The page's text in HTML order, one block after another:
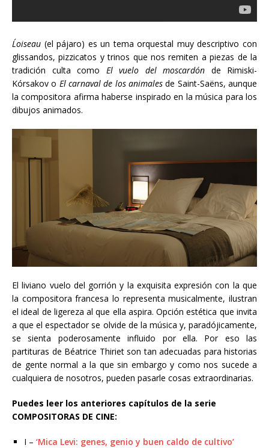
L´oiseau (el pájaro) es un tema orquestal muy descriptivo con
glissandos, pizzicatos y trinos que nos remiten a piezas de la
tradición culta como El vuelo del moscardón de Rimiski-
Kórsakov o El carnaval de los animales de Saint-Saëns, aunque
la compositora afirma haberse inspirado en la música para los
dibujos animados.
El liviano vuelo del gorrión y la exquisita expresión con la que
la compositora francesa lo representa musicalmente, ilustran
el ideal de ligereza al que ella aspira. Opción estética que invita
a que el espectador se olvide de la música y, paradójicamente,
se sienta poderosamente influido por ella. Por eso las
partituras de Béatrice Thiriet son tan adecuadas para historias
de gente normal a la que sin embargo y como nos sucede a
cualquiera de nosotros, pueden pasarle cosas extraordinarias.
Puedes leer los anteriores capítulos de la serie
COMPOSITORAS DE CINE:
I – ‘Mica Levi: genes, genio y buen caldo de cultivo’